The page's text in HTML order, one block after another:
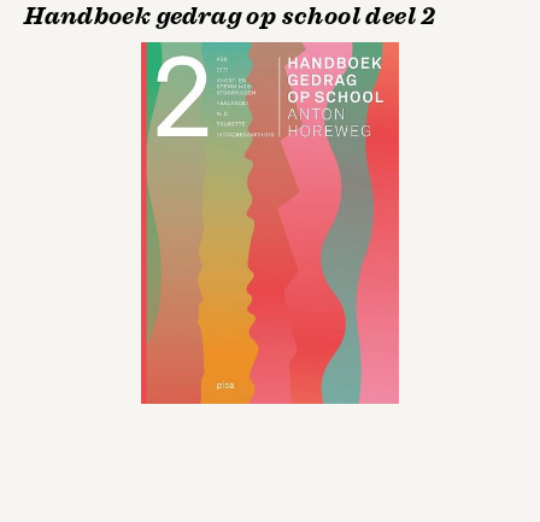
Handboek gedrag op school deel 2